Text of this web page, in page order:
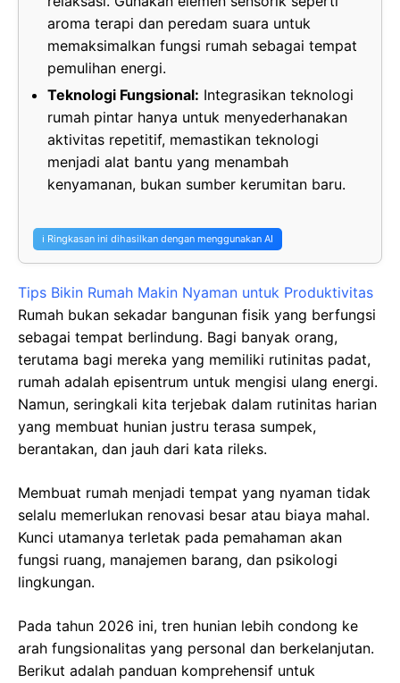
aroma terapi dan peredam suara untuk
memaksimalkan fungsi rumah sebagai tempat
pemulihan energi.
Teknologi Fungsional: Integrasikan teknologi
rumah pintar hanya untuk menyederhanakan
aktivitas repetitif, memastikan teknologi
menjadi alat bantu yang menambah
kenyamanan, bukan sumber kerumitan baru.
ℹ️ Ringkasan ini dihasilkan dengan menggunakan AI
Tips Bikin Rumah Makin Nyaman untuk Produktivitas
Rumah bukan sekadar bangunan fisik yang berfungsi
sebagai tempat berlindung. Bagi banyak orang,
terutama bagi mereka yang memiliki rutinitas padat,
rumah adalah episentrum untuk mengisi ulang energi.
Namun, seringkali kita terjebak dalam rutinitas harian
yang membuat hunian justru terasa sumpek,
berantakan, dan jauh dari kata rileks.
Membuat rumah menjadi tempat yang nyaman tidak
selalu memerlukan renovasi besar atau biaya mahal.
Kunci utamanya terletak pada pemahaman akan
fungsi ruang, manajemen barang, dan psikologi
lingkungan.
Pada tahun 2026 ini, tren hunian lebih condong ke
arah fungsionalitas yang personal dan berkelanjutan.
Berikut adalah panduan komprehensif untuk